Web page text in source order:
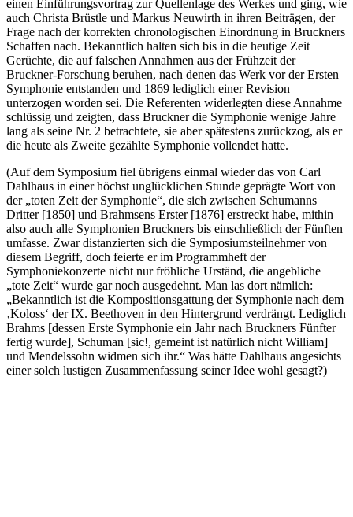
einen Einführungsvortrag zur Quellenlage des Werkes und ging, wie
auch Christa Brüstle und Markus Neuwirth in ihren Beiträgen, der
Frage nach der korrekten chronologischen Einordnung in Bruckners
Schaffen nach. Bekanntlich halten sich bis in die heutige Zeit
Gerüchte, die auf falschen Annahmen aus der Frühzeit der
Bruckner-Forschung beruhen, nach denen das Werk vor der Ersten
Symphonie entstanden und 1869 lediglich einer Revision
unterzogen worden sei. Die Referenten widerlegten diese Annahme
schlüssig und zeigten, dass Bruckner die Symphonie wenige Jahre
lang als seine Nr. 2 betrachtete, sie aber spätestens zurückzog, als er
die heute als Zweite gezählte Symphonie vollendet hatte.
(Auf dem Symposium fiel übrigens einmal wieder das von Carl
Dahlhaus in einer höchst unglücklichen Stunde geprägte Wort von
der „toten Zeit der Symphonie“, die sich zwischen Schumanns
Dritter [1850] und Brahmsens Erster [1876] erstreckt habe, mithin
also auch alle Symphonien Bruckners bis einschließlich der Fünften
umfasse. Zwar distanzierten sich die Symposiumsteilnehmer von
diesem Begriff, doch feierte er im Programmheft der
Symphoniekonzerte nicht nur fröhliche Urständ, die angebliche
„tote Zeit“ wurde gar noch ausgedehnt. Man las dort nämlich:
„Bekanntlich ist die Kompositionsgattung der Symphonie nach dem
‚Koloss‘ der IX. Beethoven in den Hintergrund verdrängt. Lediglich
Brahms [dessen Erste Symphonie ein Jahr nach Bruckners Fünfter
fertig wurde], Schuman [sic!, gemeint ist natürlich nicht William]
und Mendelssohn widmen sich ihr.“ Was hätte Dahlhaus angesichts
einer solch lustigen Zusammenfassung seiner Idee wohl gesagt?)